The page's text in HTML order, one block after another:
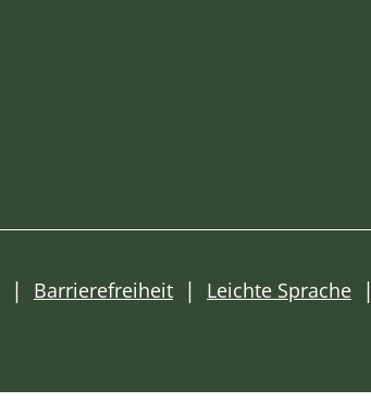
Barrierefreiheit
Leichte Sprache